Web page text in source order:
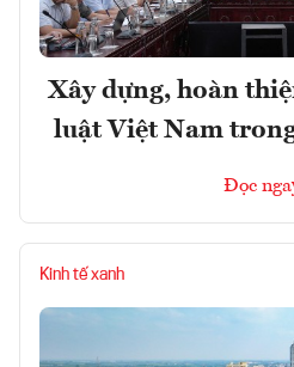
Xây dựng, hoàn
luật Việt Nam
Đọc
Kinh tế xanh